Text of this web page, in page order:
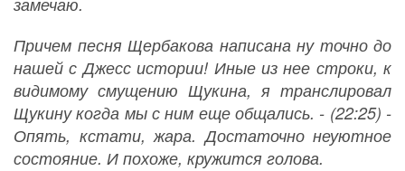
Причем песня Щербакова написана ну точно до
нашей с Джесс истории! Иные из нее строки, к
видимому смущению Щукина, я транслировал
Щукину когда мы с ним еще общались. - (22:25) -
Опять, кстати, жара. Достаточно неуютное
состояние. И похоже, кружится голова.